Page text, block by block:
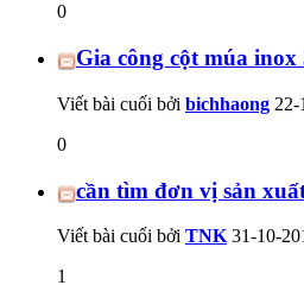
0
Gia công cột múa inox
Viết bài cuối bởi bichhaong 22-
0
cần tìm đơn vị sản
Viết bài cuối bởi TNK 31-10-
1